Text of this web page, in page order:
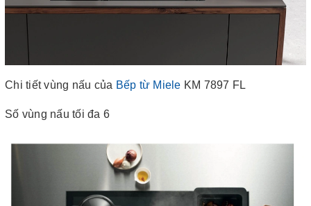
Chi tiết vùng nấu của Bếp từ Miele KM 7897 FL
Số vùng nấu tối đa 6